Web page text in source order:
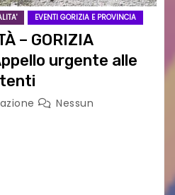
EVENTI GORIZIA E PROVINCIA
– GORIZIA
urgente alle
Nessun